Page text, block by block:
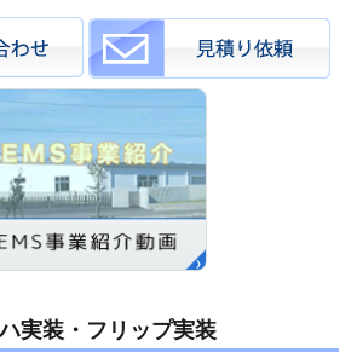
実装・フリップ実装